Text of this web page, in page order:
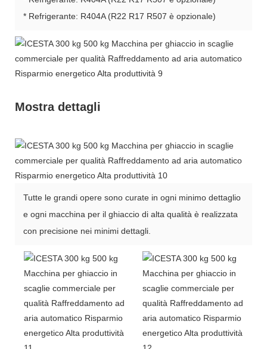
* Refrigerante: R404A (R22 R17 R507 è opzionale)
Mostra dettagli
Tutte le grandi opere sono curate in ogni minimo dettaglio
e ogni macchina per il ghiaccio di alta qualità è realizzata
con precisione nei minimi dettagli.